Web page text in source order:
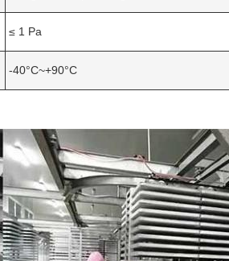
≤ 1 Pa
-40°C~+90°C